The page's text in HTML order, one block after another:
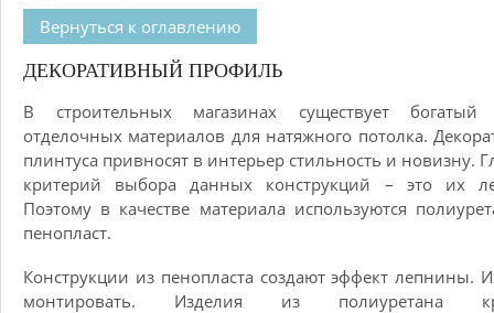
Вернуться к оглавлению
ДЕКОРАТИВНЫЙ ПРОФИЛЬ
В строительных магазинах существует
отделочных материалов для натяжного потолка.
плинтуса привносят в интерьер стильность и новизну.
критерий выбора данных конструкций – это их
Поэтому в качестве материала используются
пенопласт.
Конструкции из пенопласта создают эффект лепнины.
монтировать. Изделия из полиуретана